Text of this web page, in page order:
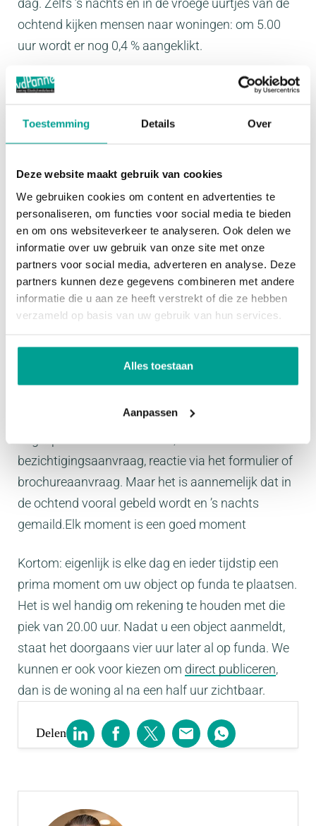
Toestemming Details Over
Deze website maakt gebruik van cookies
We gebruiken cookies om content en advertenties te
personaliseren, om functies voor social media te bieden
en om ons websiteverkeer te analyseren. Ook delen we
informatie over uw gebruik van onze site met onze
partners voor social media, adverteren en analyse. Deze
partners kunnen deze gegevens combineren met andere
informatie die u aan ze heeft verstrekt of die ze hebben
verzameld op basis van uw gebruik van hun services.
Alles toestaan
Aanpassen
dag. Zelfs ’s nachts en in de vroege uurtjes van de
ochtend kijken mensen naar woningen: om 5.00
uur wordt er nog 0,4 % aangeklikt.
Wanneer een view ontwikkelt naar een lead
Funda-bezoekers nemen bij voorkeur doordeweeks
contact op als zij interesse hebben in een woning.
gaan 24/7 door. Dat komt omdat de cijfers niet zijn
bezichtigingsaanvraag, reactie via het formulier of
brochureaanvraag. Maar het is aannemelijk dat in
de ochtend vooral gebeld wordt en ’s nachts
gemaild.Elk moment is een goed moment
Kortom: eigenlijk is elke dag en ieder tijdstip een
prima moment om uw object op funda te plaatsen.
Het is wel handig om rekening te houden met die
piek van 20.00 uur. Nadat u een object aanmeldt,
staat het doorgaans vier uur later al op funda. We
kunnen er ook voor kiezen om direct publiceren,
dan is de woning al na een half uur zichtbaar.
Delen